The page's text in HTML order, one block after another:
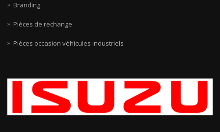
Branding
Pièces de rechange
Pièces occasion véhicules industriels